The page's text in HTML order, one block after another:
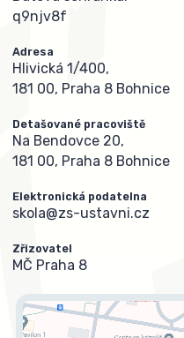
q9njv8f
Adresa
Hlivická 1/400,
181 00, Praha 8 Bohnice
Detašované pracoviště
Na Bendovce 20,
181 00, Praha 8 Bohnice
Elektronická podatelna
skola@zs-ustavni.cz
Zřizovatel
MČ Praha 8